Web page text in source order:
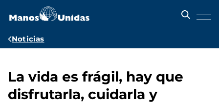
contenido
Ruta
navegación
Noticias
La vida es frágil, hay que
disfrutarla, cuidarla y